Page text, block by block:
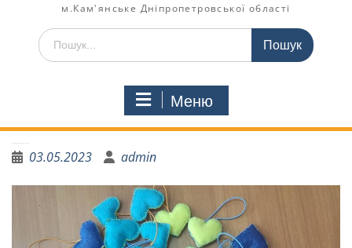
м.Кам'янське Дніпропетровської області
Меню
03.05.2023 admin